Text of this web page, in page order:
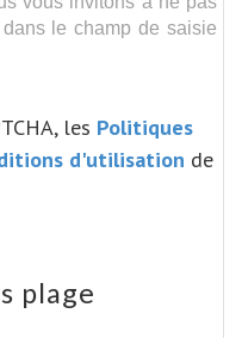
le champ de saisie
les Politiques
d'utilisation de
plage